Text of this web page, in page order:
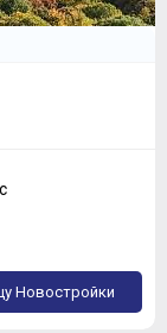
Новостройки